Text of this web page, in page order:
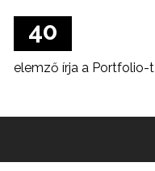
40
elemző írja a Portfolio-t
27 éve